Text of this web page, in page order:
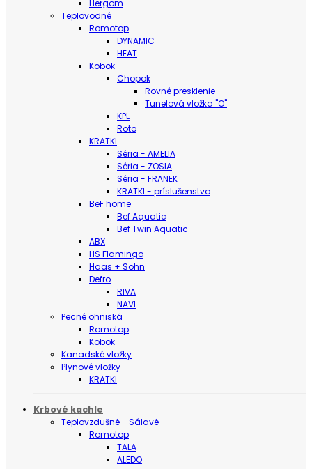
Hergom
Teplovodné
Romotop
DYNAMIC
HEAT
Kobok
Chopok
Rovné presklenie
Tunelová vložka "O"
KPL
Roto
KRATKI
Séria - AMELIA
Séria - ZOSIA
Séria - FRANEK
KRATKI - príslušenstvo
BeF home
Bef Aquatic
Bef Twin Aquatic
ABX
HS Flamingo
Haas + Sohn
Defro
RIVA
NAVI
Pecné ohniská
Romotop
Kobok
Kanadské vložky
Plynové vložky
KRATKI
Krbové kachle
Teplovzdušné - Sálavé
Romotop
TALA
ALEDO